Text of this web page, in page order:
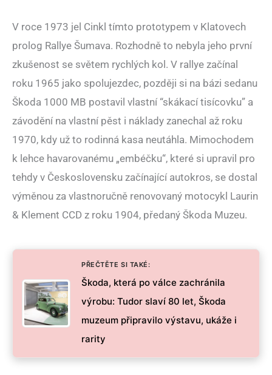
V roce 1973 jel Cinkl tímto prototypem v Klatovech
prolog Rallye Šumava. Rozhodně to nebyla jeho první
zkušenost se světem rychlých kol. V rallye začínal
roku 1965 jako spolujezdec, později si na bázi sedanu
Škoda 1000 MB postavil vlastní “skákací tisícovku” a
závodění na vlastní pěst i náklady zanechal až roku
1970, kdy už to rodinná kasa neutáhla. Mimochodem
k lehce havarovanému „embéčku“, které si upravil pro
tehdy v Československu začínající autokros, se dostal
výměnou za vlastnoručně renovovaný motocykl Laurin
& Klement CCD z roku 1904, předaný Škoda Muzeu.
PŘEČTĚTE SI TAKÉ:
Škoda, která po válce zachránila
výrobu: Tudor slaví 80 let, Škoda
muzeum připravilo výstavu, ukáže i
rarity